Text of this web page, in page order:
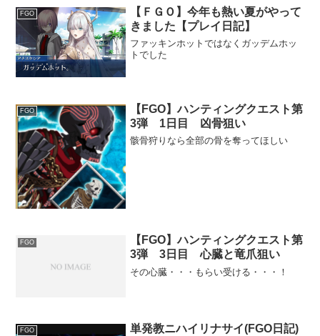
FGO
【ＦＧＯ】今年も熱い夏がやって
きました【プレイ日記】
ファッキンホットではなくガッデムホッ
トでした
FGO
【FGO】ハンティングクエスト第
3弾 1日目 凶骨狙い
骸骨狩りなら全部の骨を奪ってほしい
FGO
【FGO】ハンティングクエスト第
3弾 3日目 心臓と竜爪狙い
その心臓・・・もらい受ける・・・！
FGO 単発教ニハイリナサイ(FGO日記)